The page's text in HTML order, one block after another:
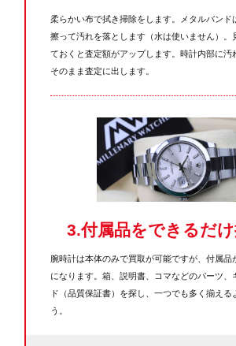
柔らかい布で拭き掃除をします。メタルバンド
擦って汚れを落とします（水は使いません）。
ておくと査定額がアップします。時計内部に汚
そのまま査定に出します。
3.付属品をできるだ
腕時計は本体のみで買取が可能ですが、付属品
になります。箱、説明書、コマなどのパーツ、
ド（品質保証書）を探し、一つでも多く揃える
う。